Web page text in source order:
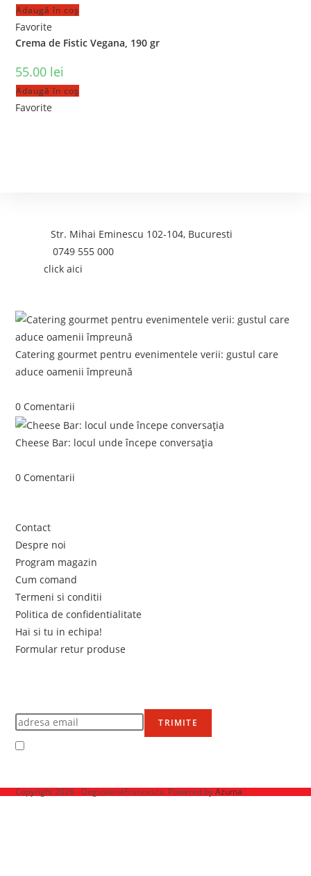
Adaugă în coș
Favorite
Crema de Fistic Vegana, 190 gr
55.00 lei
Adaugă în coș
Favorite
Adresa:Str. Mihai Eminescu 102-104, Bucuresti
Telefon:0749 555 000
Email:click aici
Catering gourmet pentru evenimentele verii: gustul care
aduce oamenii împreună
0 Comentarii
Cheese Bar: locul unde începe conversația
0 Comentarii
Contact
Despre noi
Program magazin
Cum comand
Termeni si conditii
Politica de confidentialitate
Hai si tu in echipa!
Formular retur produse
TRIMITE
Copyright 2026 - DegusteriaFrancesca. Powered byAzuma.